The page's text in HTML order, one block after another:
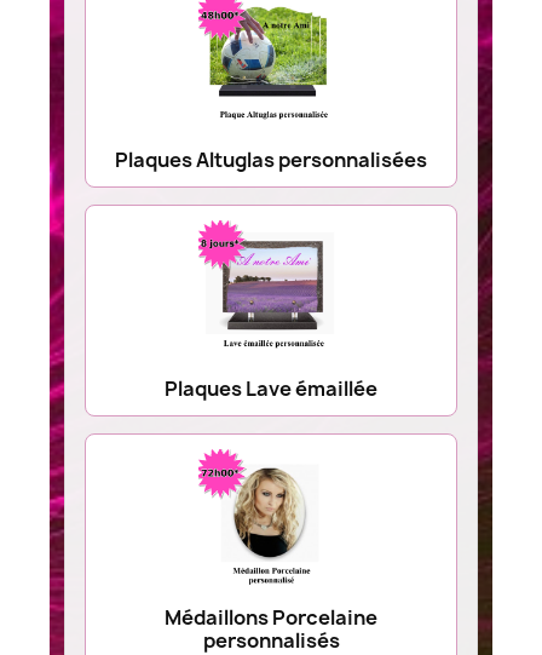
Plaques Altuglas personnalisées
Plaques Lave émaillée
Médaillons Porcelaine
personnalisés